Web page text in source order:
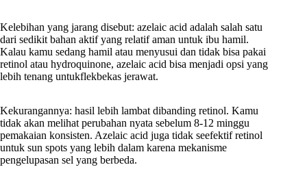
Kelebihan yang jarang disebut: azelaic acid adalah salah satu
dari sedikit bahan aktif yang relatif aman untuk ibu hamil.
Kalau kamu sedang hamil atau menyusui dan tidak bisa pakai
retinol atau hydroquinone, azelaic acid bisa menjadi opsi yang
lebih tenang untukflekbekas jerawat.
Kekurangannya: hasil lebih lambat dibanding retinol. Kamu
tidak akan melihat perubahan nyata sebelum 8-12 minggu
pemakaian konsisten. Azelaic acid juga tidak seefektif retinol
untuk sun spots yang lebih dalam karena mekanisme
pengelupasan sel yang berbeda.